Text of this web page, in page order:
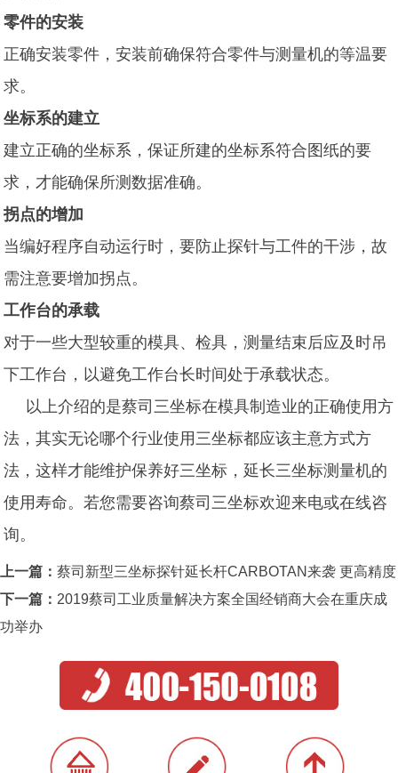
零件的安装
正确安装零件，安装前确保符合零件与测量机的等温要
求。
坐标系的建立
建立正确的坐标系，保证所建的坐标系符合图纸的要
求，才能确保所测数据准确。
拐点的增加
当编好程序自动运行时，要防止探针与工件的干涉，故
需注意要增加拐点。
工作台的承载
对于一些大型较重的模具、检具，测量结束后应及时吊
下工作台，以避免工作台长时间处于承载状态。
以上介绍的是蔡司三坐标在模具制造业的正确使用方
法，其实无论哪个行业使用三坐标都应该主意方式方
法，这样才能维护保养好三坐标，延长三坐标测量机的
使用寿命。若您需要咨询蔡司三坐标欢迎来电或在线咨
询。
上一篇： 蔡司新型三坐标探针延长杆CARBOTAN来袭 更高精度
下一篇： 2019蔡司工业质量解决方案全国经销商大会在重庆成
功举办